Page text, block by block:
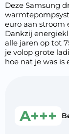
Deze Samsung
euro aan stroom
Dankzij
alle jaren op tot
je volop grote
hoe nat je was
A+++